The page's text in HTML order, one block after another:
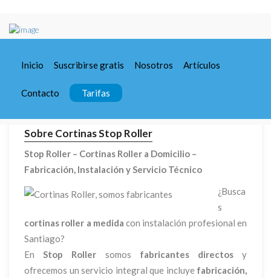
Inicio Suscribirse gratis Nosotros Artículos
Contacto Tarifas
Cortinas Stop Roller
Sobre Cortinas Stop Roller
Stop Roller – Cortinas Roller a Domicilio –
Fabricación, Instalación y Servicio Técnico
¿Busca
s
cortinas roller a medida con instalación profesional en
Santiago?
EnStop Roller somos fabricantes directosy
ofrecemos un servicio integral que incluye fabricación,